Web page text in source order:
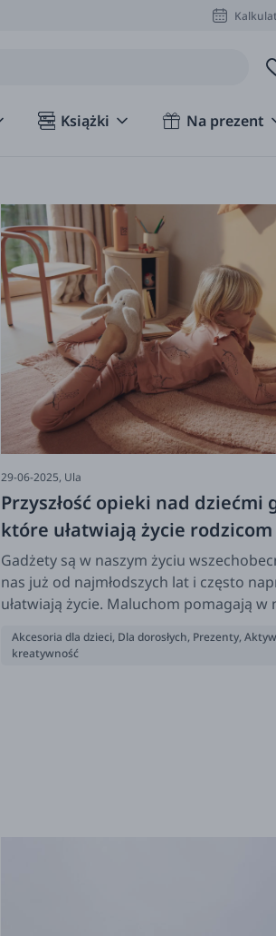
Książki Na prezent
29-06-2025, Ula
Przyszłość opieki nad dziećmi
które ułatwiają życie rodzicom
Gadżety są w naszym życiu
nas już od najmłodszych lat i często
ułatwiają życie. Maluchom pomagają w
zabieganych czasach. Zobaczcie jakie
Akcesoria dla dzieci, Dla dorosłych, Prezenty,
kreatywność